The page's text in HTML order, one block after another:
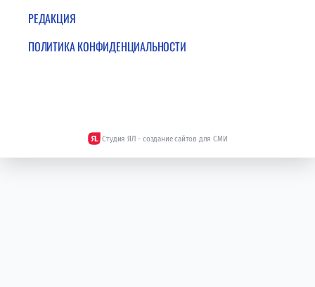
РЕДАКЦИЯ
ПОЛИТИКА КОНФИДЕНЦИАЛЬНОСТИ
Студия ЯЛ - создание сайтов для СМИ